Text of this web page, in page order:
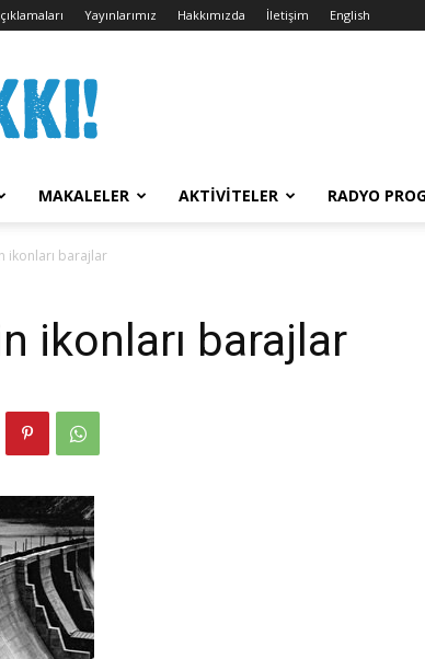
Yayınlarımız Hakkımızda İletişim English
MAKALELER AKTIVITELER RADYO
ikonları barajlar
ikonları barajlar